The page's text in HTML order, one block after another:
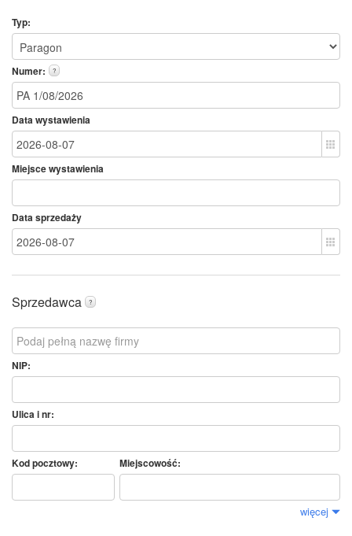
Typ:
Numer: ?
Data wystawienia
Miejsce wystawienia
Data sprzedaży
Sprzedawca ?
NIP:
Ulica i nr:
Kod pocztowy: Miejscowość:
więcej